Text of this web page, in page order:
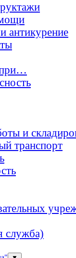
антикурение
при…
и
транспорт
служба)